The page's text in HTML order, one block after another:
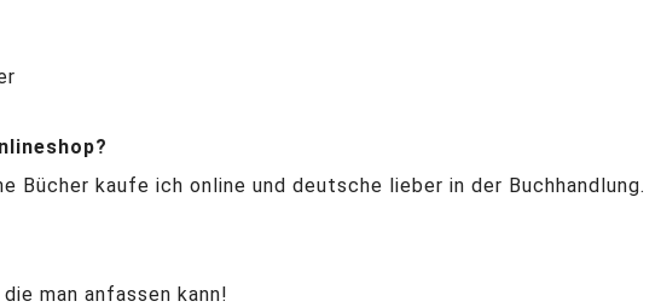
Bücher kaufe ich online und deutsche lieber in der Buchhandlung.
man anfassen kann!